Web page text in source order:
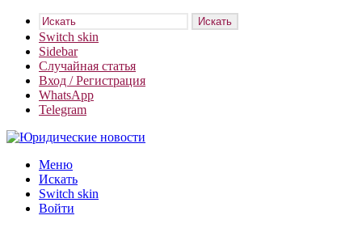
Искать
Switch skin
Sidebar
Случайная статья
Вход / Регистрация
WhatsApp
Telegram
Меню
Искать
Switch skin
Войти